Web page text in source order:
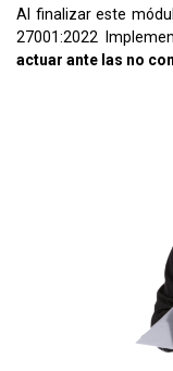
Al finalizar este
27001:2022
actuar ante las no